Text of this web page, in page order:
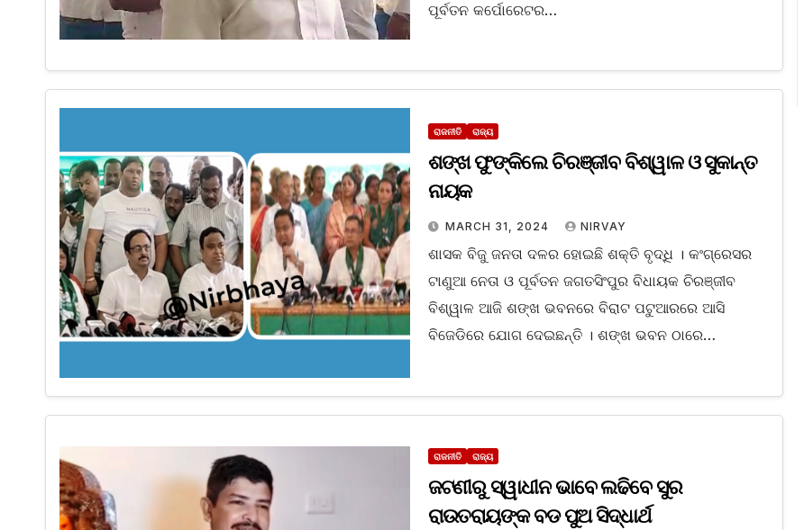
ପୂର୍ବତନ କର୍ପୋରେଟର…
ରାଜନୀତି ରାଜ୍ୟ
ଶଙ୍ଖ ଫୁଙ୍କିଲେ ଚିରଞ୍ଜୀବ ବିଶ୍ୱାଳ ଓ ସୁକାନ୍ତ
ନାୟକ
MARCH 31, 2024 NIRVAY
ଶାସକ ବିଜୁ ଜନତା ଦଳର ହୋଇଛି ଶକ୍ତି ବୃଦ୍ଧି । କଂଗ୍ରେସର
ଟାଣୁଆ ନେତା ଓ ପୂର୍ବତନ ଜଗତସିଂପୁର ବିଧାୟକ ଚିରଞ୍ଜୀବ
ବିଶ୍ୱାଳ ଆଜି ଶଙ୍ଖ ଭବନରେ ବିରାଟ ପଟୁଆରରେ ଆସି
ବିଜେଡିରେ ଯୋଗ ଦେଇଛନ୍ତି । ଶଙ୍ଖ ଭବନ ଠାରେ…
ରାଜନୀତି ରାଜ୍ୟ
ଜଟଣୀରୁ ସ୍ୱାଧୀନ ଭାବେ ଲଢିବେ ସୁର
ରାଉତରାୟଙ୍କ ବଡ ପୁଅ ସିଦ୍ଧାର୍ଥ